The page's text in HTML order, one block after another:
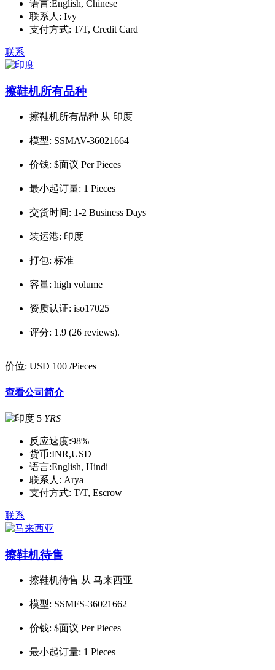
语言:English, Chinese
联系人: Ivy
支付方式: T/T, Credit Card
联系
擦鞋机所有品种
擦鞋机所有品种 从 印度
模型: SSMAV-36021664
价钱: $面议 Per Pieces
最小起订量: 1 Pieces
交货时间: 1-2 Business Days
装运港: 印度
打包: 标准
容量: high volume
资质认证: iso17025
评分: 1.9 (26 reviews).
价位: USD 100 /Pieces
查看公司简介
5 YRS
反应速度:98%
货币:INR,USD
语言:English, Hindi
联系人: Arya
支付方式: T/T, Escrow
联系
擦鞋机待售
擦鞋机待售 从 马来西亚
模型: SSMFS-36021662
价钱: $面议 Per Pieces
最小起订量: 1 Pieces